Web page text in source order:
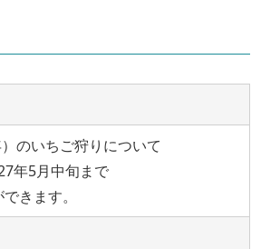
のいちご狩りについて
年5月中旬まで
きます。